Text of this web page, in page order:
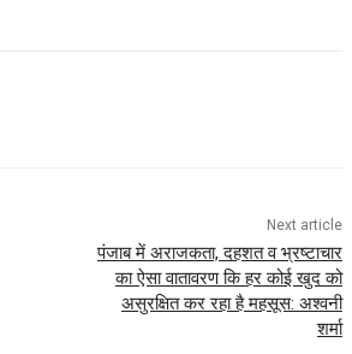
Next article
पंजाब में अराजकता, दहशत व भ्रष्टाचार
का ऐसा वातावरण कि हर कोई खुद को
असुरक्षित कर रहा है महसूस: अश्वनी
शर्मा